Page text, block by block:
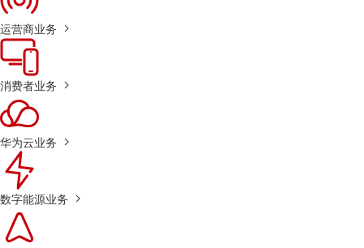
运营商业务
消费者业务
华为云业务
数字能源业务